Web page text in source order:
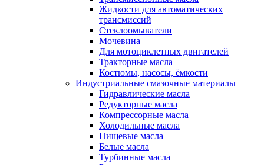
Жидкости для автоматических
трансмиссий
Стеклоомыватели
Мочевина
Для мотоциклетных двигателей
Тракторные масла
Костюмы, насосы, ёмкости
Индустриальные смазочные материалы
Гидравлические масла
Редукторные масла
Компрессорные масла
Холодильные масла
Пищевые масла
Белые масла
Турбинные масла